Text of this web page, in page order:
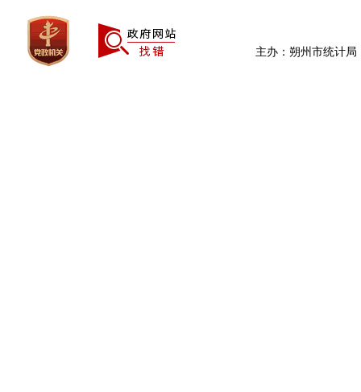
主办：朔州市统